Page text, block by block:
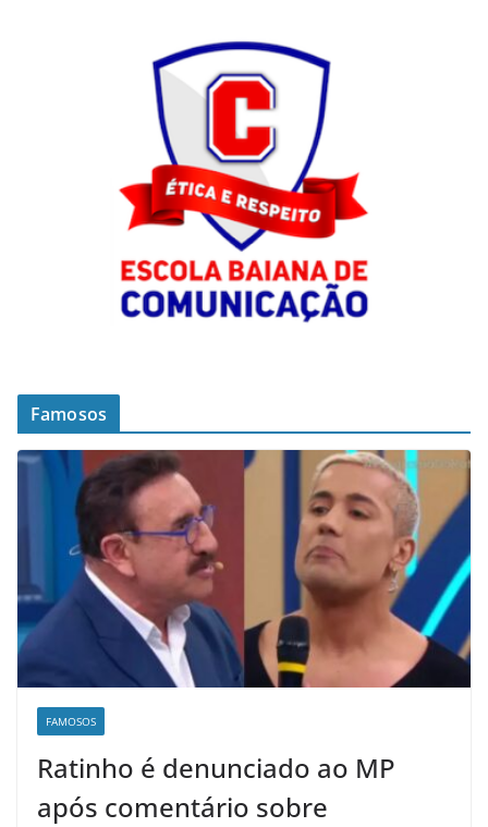
Famosos
FAMOSOS
Ratinho é denunciado ao MP
após comentário sobre